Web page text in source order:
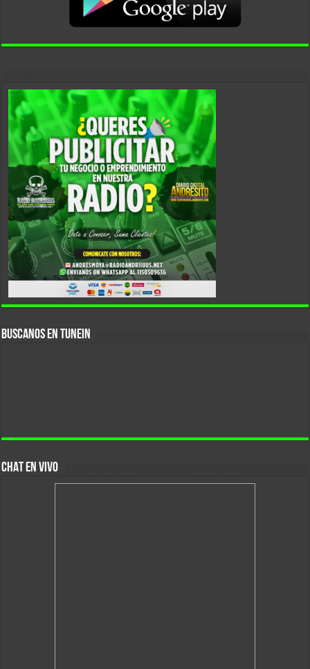
Buscanos En Tunein
CHAT EN VIVO